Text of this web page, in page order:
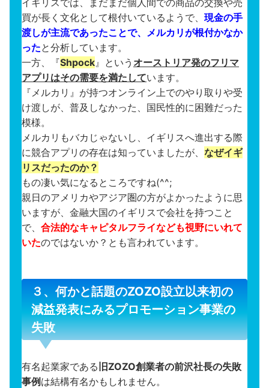
買が長く文化として根付いているようで、 現金の手
渡しが主流であったことで、メルカリが根付かなか
ったと分析しています。
一方、『Shpock 』という オーストリア発のフリマ
アプリはその需要を満たしています。
『メルカリ』が持つオンライン上でのやり取りや受
け渡しが、普及しなかった、国民性的に困難だった
模様。
メルカリもバカじゃないし、イギリスへ進出する際
に競合アプリの存在は知っていましたが、 なぜイギ
リスだったのか？
もの凄い気になるところですね(^^;
親日のアメリカやアジア圏の方がよかったように思
いますが、金融大国のイギリスで会社を持つこと
で、 合法的なキャピタルフライなども視野にいれて
いたのではないか？とも言われています。
３、何かと話題のZOZO設立以来初の
減益発表にみるプロモーション事業の
失敗
有名起業家である 旧ZOZO創業者の前沢社長の失敗
事例は結構有名かもしれません。